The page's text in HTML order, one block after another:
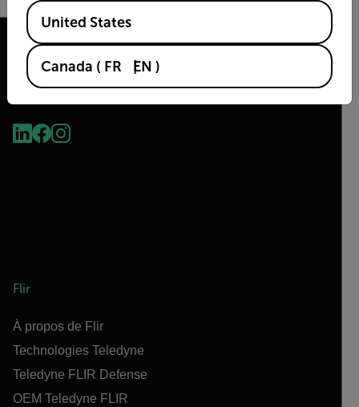
Flir
À propos de Flir
Technologies Teledyne
Teledyne FLIR Defense
OEM Teledyne FLIR
Available Locations
United States
Canada ( FR EN )